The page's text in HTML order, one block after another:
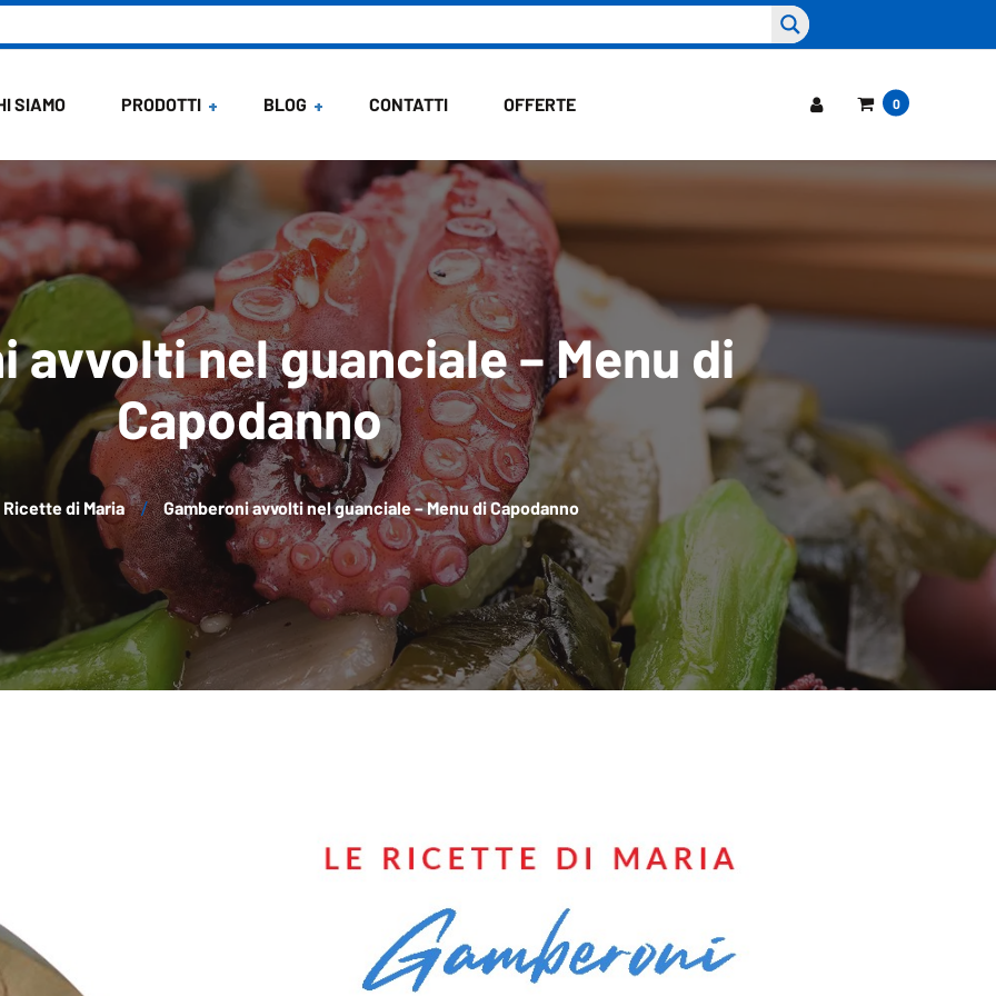
SIAMO PRODOTTI BLOG
News
Ricette di Maria
CONTATTI OFFERTE 0
avvolti nel guanciale – Menu di
Capodanno
Ricette di Maria Gamberoni avvolti nel guanciale – Menu di Capodanno